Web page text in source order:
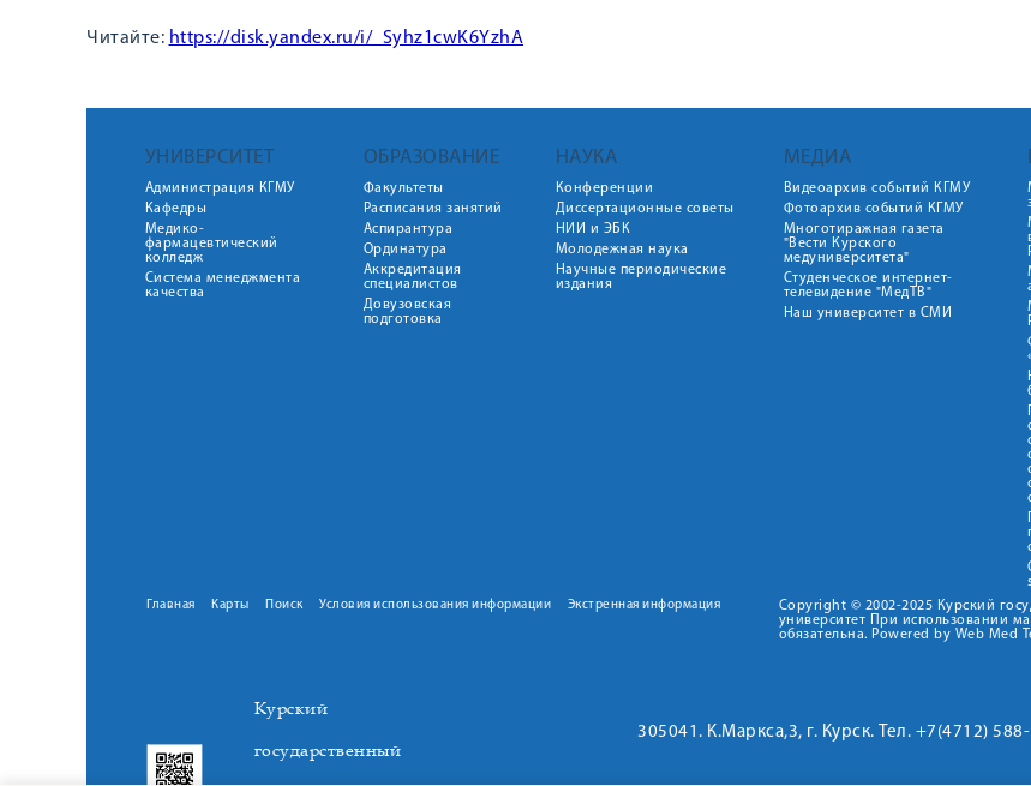
Читайте: https://disk.yandex.ru/i/_Syhz1cwK6YzhA
УНИВЕРСИТЕТ
Администрация КГМУ
Кафедры
Медико-
фармацевтический
колледж
Система менеджмента
качества
ОБРАЗОВАНИЕ
Факультеты
Расписания занятий
Аспирантура
Ординатура
Аккредитация
специалистов
Довузовская
подготовка
НАУКА
Конференции
Диссертационные советы
НИИ и ЭБК
Молодежная наука
Научные периодические
издания
МЕДИА
Видеоархив событий КГМУ
Фотоархив событий КГМУ
Многотиражная газета
"Вести Курского
медуниверситета"
Студенческое интернет-
телевидение "МедТВ"
Наш университет в СМИ
Главная Карты Поиск Условия использования информации Экстренная информация
Copyright © 2002-2025 Курский
университет При использовании
обязательна. Powered by Web Med
Курский
государственный
305041. К.Маркса,3, г. Курск. Тел. +7(4712)